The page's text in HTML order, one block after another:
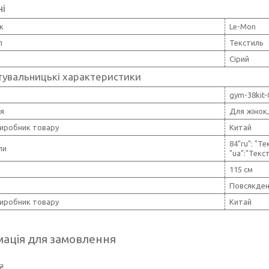
Le-Mon
Текстиль
Сірий
характеристики
gym-38kit-
Для
товару
Китай
84"ru":
115 см
товару
Китай
для замовлення